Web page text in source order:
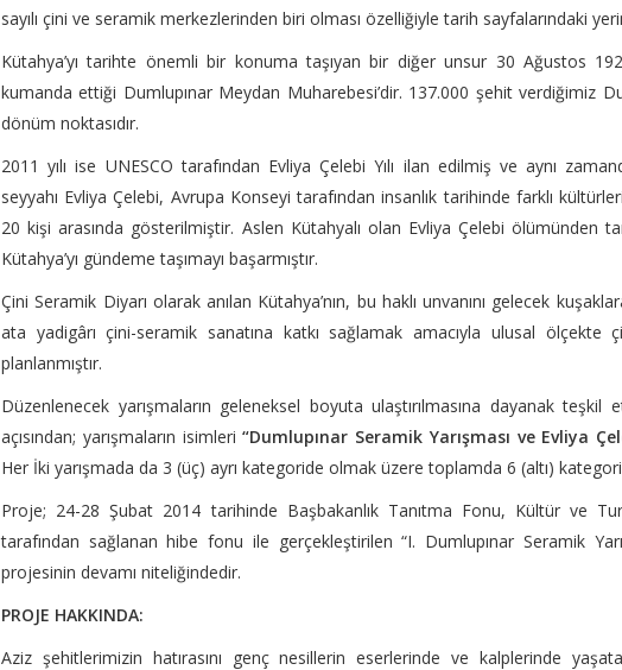
sayılı çini ve seramik merkezlerinden biri olması özelliğiyle tarih sayfalarındaki
Kütahya’yı tarihte önemli bir konuma taşıyan bir diğer unsur 30 Ağustos
kumanda ettiği Dumlupınar Meydan Muharebesi’dir. 137.000 şehit verdiğimiz
dönüm noktasıdır.
2011 yılı ise UNESCO tarafından Evliya Çelebi Yılı ilan edilmiş ve aynı
seyyahı Evliya Çelebi, Avrupa Konseyi tarafından insanlık tarihinde farklı
20 kişi arasında gösterilmiştir. Aslen Kütahyalı olan Evliya Çelebi ölümünden
Kütahya’yı gündeme taşımayı başarmıştır.
Çini Seramik Diyarı olarak anılan Kütahya’nın, bu haklı unvanını gelecek
ata yadigârı çini-seramik sanatına katkı sağlamak amacıyla ulusal ölçekte
planlanmıştır.
Düzenlenecek yarışmaların geleneksel boyuta ulaştırılmasına dayanak
açısından; yarışmaların isimleri“Dumlupınar Seramik Yarışması ve Evliya
Her İki yarışmada da 3 (üç) ayrı kategoride olmak üzere toplamda 6 (altı)
Proje; 24-28 Şubat 2014 tarihinde Başbakanlık Tanıtma Fonu, Kültür ve
tarafından sağlanan hibe fonu ile gerçekleştirilen “I. Dumlupınar Seramik
projesinin devamı niteliğindedir.
PROJE HAKKINDA:
Aziz şehitlerimizin hatırasını genç nesillerin eserlerinde ve kalplerinde